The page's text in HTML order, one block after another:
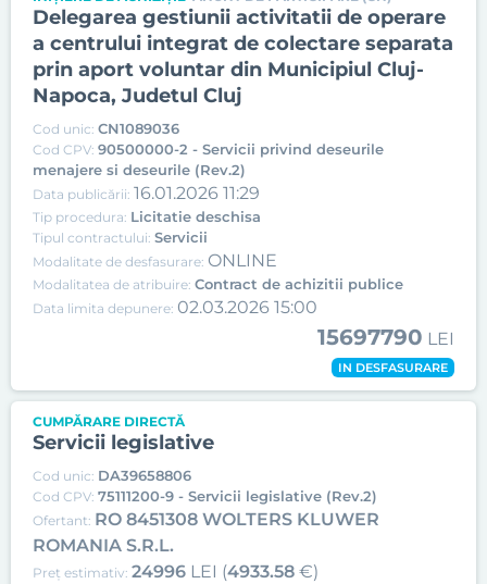
Delegarea gestiunii activitatii de operare
a centrului integrat de colectare separata
prin aport voluntar din Municipiul Cluj-
Napoca, Judetul Cluj
Cod unic: CN1089036
Cod CPV: 90500000-2 - Servicii privind deseurile
menajere si deseurile (Rev.2)
Data publicării: 16.01.2026 11:29
Tip procedura: Licitatie deschisa
Tipul contractului: Servicii
Modalitate de desfasurare: ONLINE
Modalitatea de atribuire: Contract de achizitii publice
Data limita depunere: 02.03.2026 15:00
15697790 LEI
IN DESFASURARE
CUMPĂRARE DIRECTĂ
Servicii legislative
Cod unic: DA39658806
Cod CPV: 75111200-9 - Servicii legislative (Rev.2)
Ofertant: RO 8451308 WOLTERS KLUWER
ROMANIA S.R.L.
Preț estimativ: 24996 LEI (4933.58 €)